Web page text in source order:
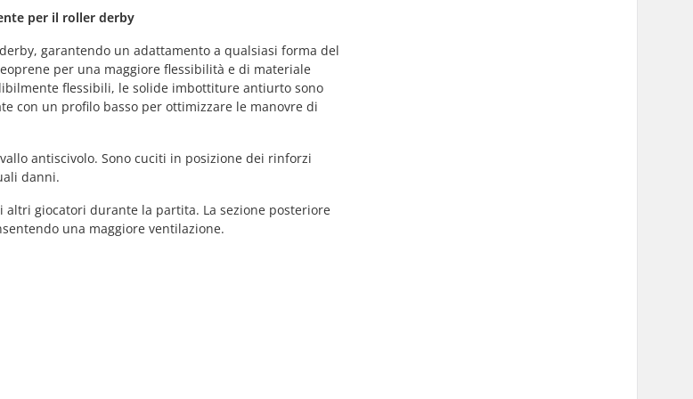
per il roller derby
garantendo un adattamento a qualsiasi forma del
per una maggiore flessibilità e di materiale
flessibili, le solide imbottiture antiurto sono
con un profilo basso per ottimizzare le manovre di
antiscivolo. Sono cuciti in posizione dei rinforzi
danni.
giocatori durante la partita. La sezione posteriore
una maggiore ventilazione.